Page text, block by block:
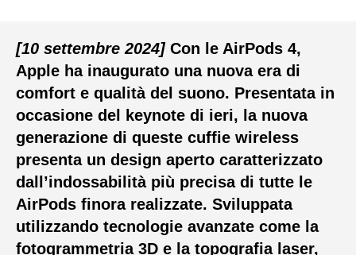
[10 settembre 2024] Con le AirPods 4,
Apple ha inaugurato una nuova era di
comfort e qualità del suono. Presentata in
occasione del keynote di ieri, la nuova
generazione di queste cuffie wireless
presenta un design aperto caratterizzato
dall’indossabilità più precisa di tutte le
AirPods finora realizzate. Sviluppata
utilizzando tecnologie avanzate come la
fotogrammetria 3D e la topografia laser,